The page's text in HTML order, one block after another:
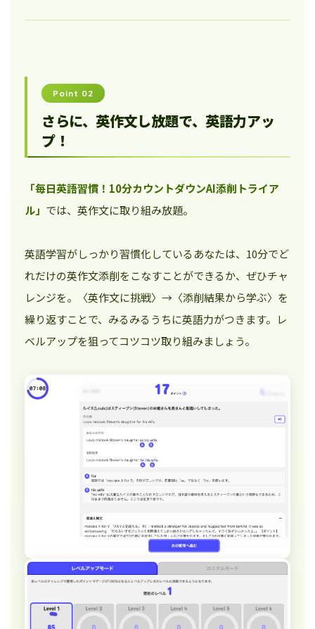
Point 02
さらに、英作文し放題で、英語力アッ
プ！
「毎日英語習慣！10分カウントダウンAI添削トライア
ル」 では、英作文に取り組み放題。
英語学習がしっかり習慣化しているあなたは、10分でど
れだけの英作文添削をこなすことができるか、ぜひチャ
レンジを。〈英作文に挑戦〉→〈添削結果から学ぶ〉を
繰り返すことで、みるみるうちに英語力がつきます。レ
ベルアップを狙ってコツコツ取り組みましょう。